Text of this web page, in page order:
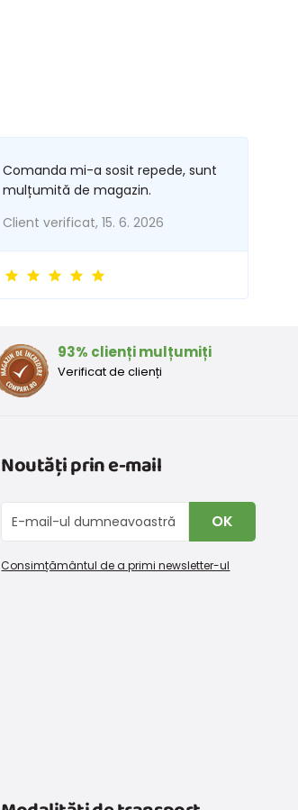
Comanda mi-a sosit repede, sunt
mulțumită de magazin.
Client verificat, 15. 6. 2026
93% clienți mulțumiți
Verificat de clienți
Noutăți prin e-mail
OK
Consimțământul de a primi newsletter-ul